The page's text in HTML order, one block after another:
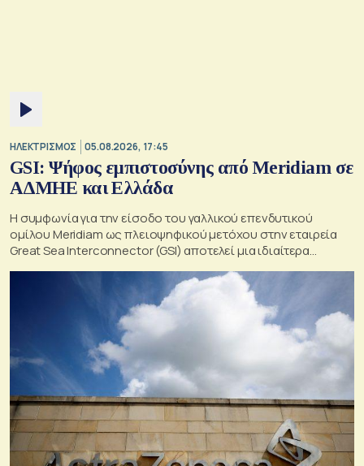
ΗΛΕΚΤΡΙΣΜΟΣ 05.08.2026, 17:45
GSI: Ψήφος εμπιστοσύνης από Meridiam σε
ΑΔΜΗΕ και Ελλάδα
Η συμφωνία για την είσοδο του γαλλικού επενδυτικού
ομίλου Meridiam ως πλειοψηφικού μετόχου στην εταιρεία
Great Sea Interconnector (GSI) αποτελεί μια ιδιαίτερα